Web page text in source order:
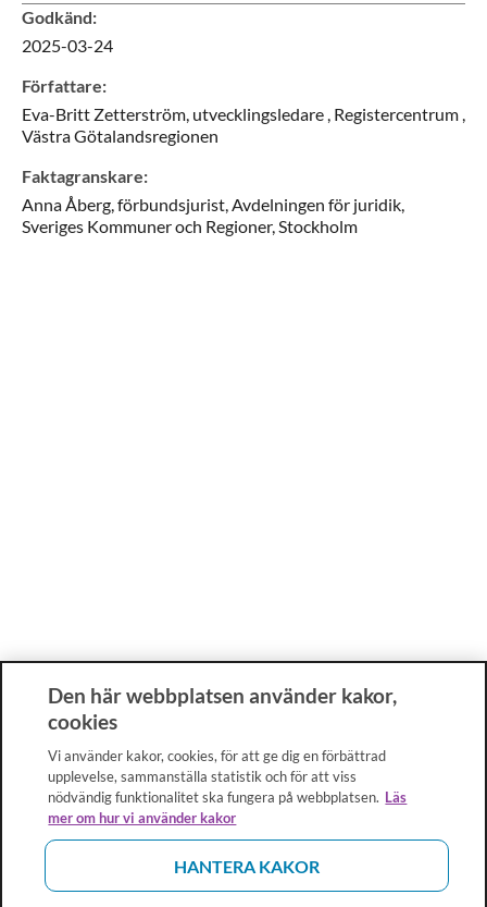
Godkänd:
2025-03-24
Författare:
Eva-Britt Zetterström, utvecklingsledare , Registercentrum ,
Västra Götalandsregionen
Faktagranskare:
AnnaÅberg,förbundsjurist,Avdelningen för juridik,
Sveriges Kommuner och Regioner,Stockholm
Den här webbplatsen använder kakor,
cookies
Vi använder kakor, cookies, för att ge dig en förbättrad
upplevelse, sammanställa statistik och för att viss
nödvändig funktionalitet ska fungera på webbplatsen. Läs
mer om hur vi använder kakor
HANTERA KAKOR